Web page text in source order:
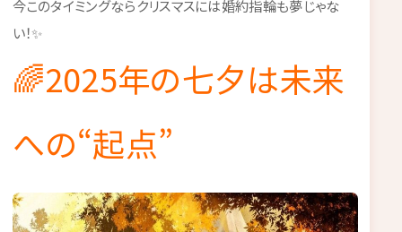
今このタイミングならクリスマスには婚約指輪も夢じゃな
い！✨
🌈2025年の七夕は未来
への“起点”